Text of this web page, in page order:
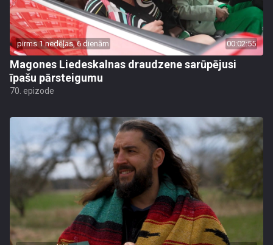
pirms 1 nedēļas, 6 dienām 00:02:55
Magones Liedeskalnas draudzene sarūpējusi
īpašu pārsteigumu
70. epizode